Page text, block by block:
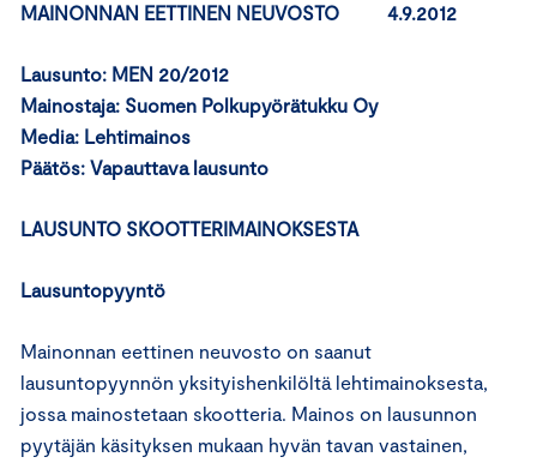
MAINONNAN EETTINEN NEUVOSTO 4.9.2012
Lausunto: MEN 20/2012
Mainostaja: Suomen Polkupyörätukku Oy
Media: Lehtimainos
Päätös: Vapauttava lausunto
LAUSUNTO SKOOTTERIMAINOKSESTA
Lausuntopyyntö
Mainonnan eettinen neuvosto on saanut
lausuntopyynnön yksityishenkilöltä lehtimainoksesta,
jossa mainostetaan skootteria. Mainos on lausunnon
pyytäjän käsityksen mukaan hyvän tavan vastainen,